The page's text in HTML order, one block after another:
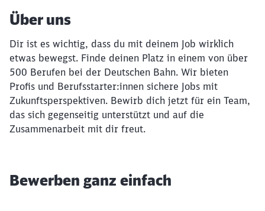
Über uns
Dir ist es wichtig, dass du mit deinem Job wirklich
etwas bewegst. Finde deinen Platz in einem von über
500 Berufen bei der Deutschen Bahn. Wir bieten
Profis und Berufsstarter:innen sichere Jobs mit
Zukunftsperspektiven. Bewirb dich jetzt für ein Team,
das sich gegenseitig unterstützt und auf die
Zusammenarbeit mit dir freut.
Bewerben ganz einfach